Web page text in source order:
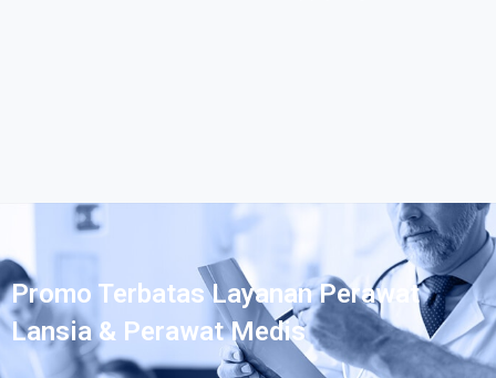
Promo Terbatas Layanan Perawat
Lansia & Perawat Medis